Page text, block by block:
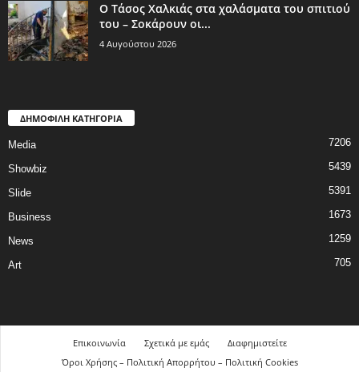
Ο Τάσος Χαλκιάς στα χαλάσματα του σπιτιού
του – Σοκάρουν οι...
4 Αυγούστου 2026
ΔΗΜΟΦΙΛΗ ΚΑΤΗΓΟΡΙΑ
Media 7206
Showbiz 5439
Slide 5391
Business 1673
News 1259
Art 705
Επικοινωνία Σχετικά με εμάς
Διαφημιστείτε
Όροι Χρήσης – Πολιτική Απορρήτου – Πολιτική Cookies